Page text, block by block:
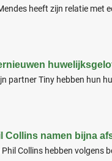
heeft zijn relatie met
partner Tiny hebben hun
Collins namen bijna
Phil Collins hebben volgens